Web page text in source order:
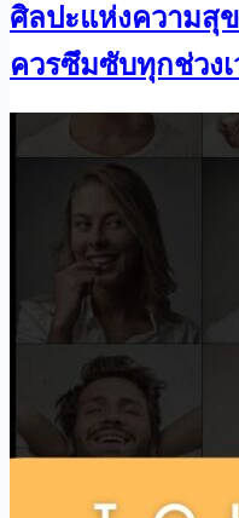
ศิลปะแห่งความสุ
ควรซึมซับทุกช่วงเ